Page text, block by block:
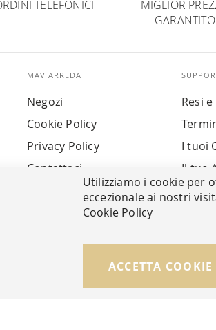
TELEFONICI
MIGLIOR
GARANTITO
MAV ARREDA
Negozi
Cookie Policy
Privacy Policy
Contattaci
Resi e
I tuoi
Il tuo
s.r.l. | P.IVA IT05919160969
Utilizziamo i cookie per
eccezionale ai nostri
Cookie Policy
ACCETTA COOKIE